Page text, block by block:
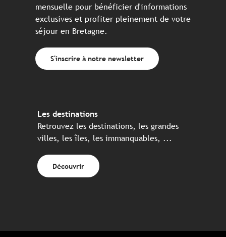
mensuelle pour bénéficier d'informations
exclusives et profiter pleinement de votre
séjour en Bretagne.
S'inscrire à notre newsletter
Les destinations
Retrouvez les destinations, les grandes
villes, les îles, les immanquables, ...
Découvrir